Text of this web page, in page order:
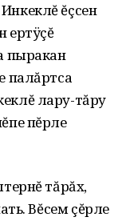
ĕçсен
ертÿçĕ
пыракан
палăртса
лару-тăру
пĕрле
тăрăх‚
Вĕсем çĕрле